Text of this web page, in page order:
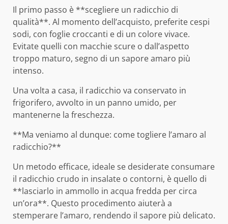
Il primo passo è **scegliere un radicchio di
qualità**. Al momento dell’acquisto, preferite cespi
sodi, con foglie croccanti e di un colore vivace.
Evitate quelli con macchie scure o dall’aspetto
troppo maturo, segno di un sapore amaro più
intenso.
Una volta a casa, il radicchio va conservato in
frigorifero, avvolto in un panno umido, per
mantenerne la freschezza.
**Ma veniamo al dunque: come togliere l’amaro al
radicchio?**
Un metodo efficace, ideale se desiderate consumare
il radicchio crudo in insalate o contorni, è quello di
**lasciarlo in ammollo in acqua fredda per circa
un’ora**. Questo procedimento aiuterà a
stemperare l’amaro, rendendo il sapore più delicato.